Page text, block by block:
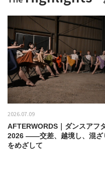
2026.07.09
AFTERWORDS｜ダンスアフ
2026 ——交差、越境し、混ざ
をめざして